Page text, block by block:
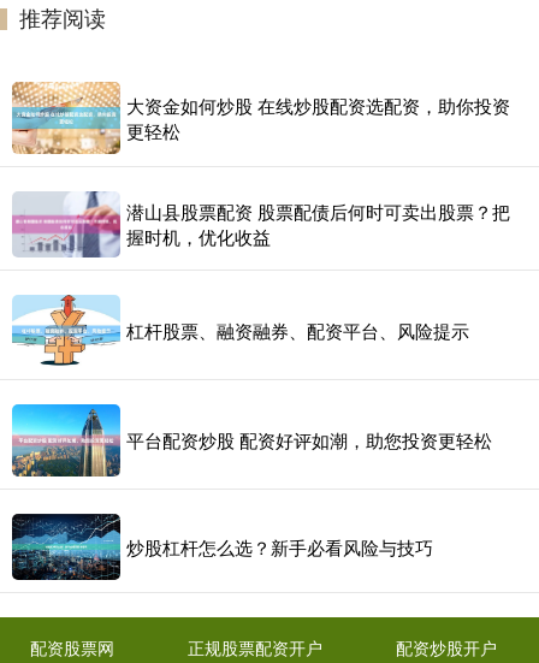
推荐阅读
大资金如何炒股 在线炒股配资选配资，助你投资
更轻松
潜山县股票配资 股票配债后何时可卖出股票？把
握时机，优化收益
杠杆股票、融资融券、配资平台、风险提示
平台配资炒股 配资好评如潮，助您投资更轻松
炒股杠杆怎么选？新手必看风险与技巧
配资股票网 正规股票配资开户 配资炒股开户